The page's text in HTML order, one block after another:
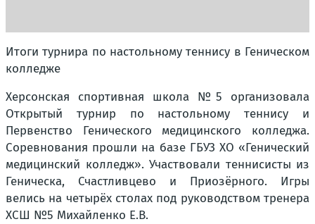
Итоги турнира по настольному теннису в Геническом
колледже
Херсонская спортивная школа №5 организовала
Открытый турнир по настольному теннису и
Первенство Генического медицинского колледжа.
Соревнования прошли на базе ГБУЗ ХО «Генический
медицинский колледж». Участвовали теннисисты из
Геническа, Счастливцево и Приозёрного. Игры
велись на четырёх столах под руководством тренера
ХСШ №5 Михайленко Е.В.